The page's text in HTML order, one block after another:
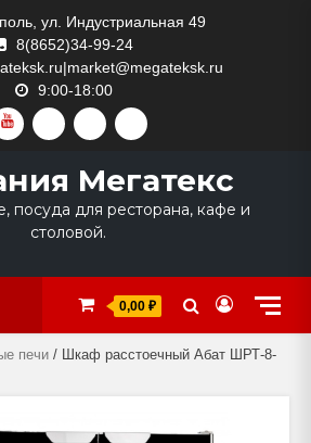
ул. Индустриальная 49
8(8652)34-99-24
9:00-18:00
YOUTUBEVKVIDEORUTUBEDZEN
Мегатекс
посуда для ресторана, кафе и
столовой.
0,00 ₽
печи / Шкаф расстоечный Абат ШРТ-8-